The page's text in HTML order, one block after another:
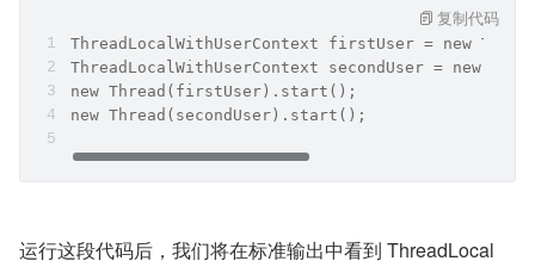
ThreadLocalWithUserContext firstUser = new
ThreadLocalWithUserContext secondUser = new
new Thread(firstUser).start();
new Thread(secondUser).start();
复制代码
运行这段代码后，我们将在标准输出中看到 ThreadLocal